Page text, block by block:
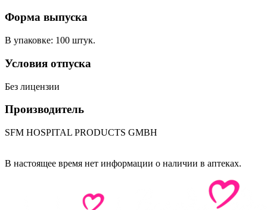
Форма выпуска
В упаковке: 100 штук.
Условия отпуска
Без лицензии
Производитель
SFM HOSPITAL PRODUCTS GMBH
В настоящее время нет информации о наличии в аптеках.